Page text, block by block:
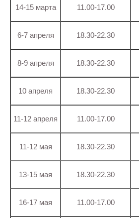
14-15 марта 11.00-17.00
6-7 апреля 18.30-22.30
8-9 апреля 18.30-22.30
10 апреля 18.30-22.30
11-12 апреля 11.00-17.00
11-12 мая 18.30-22.30
13-15 мая 18.30-22.30
16-17 мая 11.00-17.00